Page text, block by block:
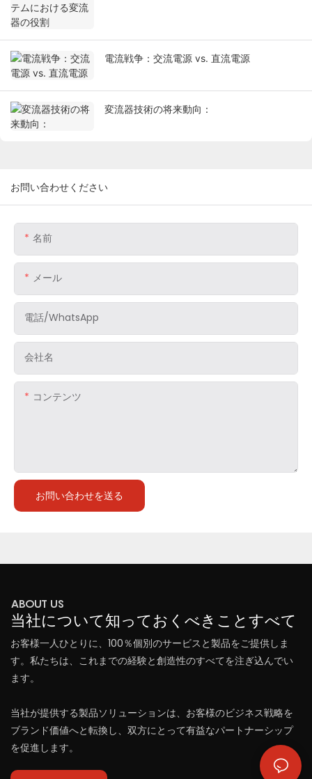
電流戦争：交流電源 vs. 直流電源
変流器技術の将来動向：
お問い合わせください
名前
メール
電話/WhatsApp
会社名
コンテンツ
お問い合わせを送る
ABOUT US
当社について知っておくべきことすべて
お客様一人ひとりに、100％個別のサービスと製品をご提供しま
す。私たちは、これまでの経験と創造性のすべてを注ぎ込んでい
ます。
当社が提供する製品ソリューションは、お客様のビジネス戦略を
ブランド価値へと転換し、双方にとって有益なパートナーシップ
を促進します。